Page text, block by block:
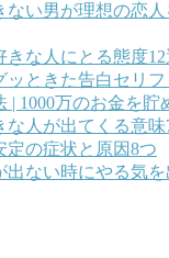
ない男が理想の恋
きな人にとる態度12
ッときた告白セリ
| 1000万のお金を貯
な人が出てくる意味
定の症状と原因8つ
出ない時にやる気